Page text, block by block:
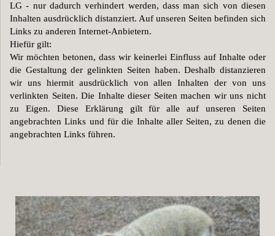
LG - nur dadurch verhindert werden, dass man sich von diesen
Inhalten ausdrücklich distanziert. Auf unseren Seiten befinden sich
Links zu anderen Internet-Anbietern.
Hiefür gilt:
Wir möchten betonen, dass wir keinerlei Einfluss auf Inhalte oder
die Gestaltung der gelinkten Seiten haben. Deshalb distanzieren
wir uns hiermit ausdrücklich von allen Inhalten der von uns
verlinkten Seiten. Die Inhalte dieser Seiten machen wir uns nicht
zu Eigen. Diese Erklärung gilt für alle auf unseren Seiten
angebrachten Links und für die Inhalte aller Seiten, zu denen die
angebrachten Links führen.